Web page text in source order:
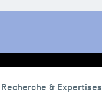
Recherche & Expertises